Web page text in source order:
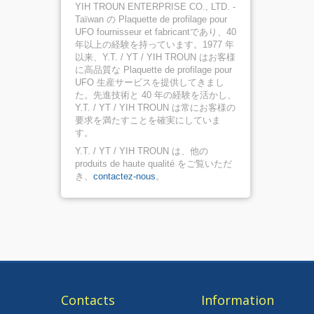
YIH TROUN ENTERPRISE CO., LTD. -
Taïwan の Plaquette de profilage pour
UFO fournisseur et fabricantであり、40
年以上の経験を持っています。1977 年
以来、Y.T. / YT / YIH TROUN はお客様
に高品質な Plaquette de profilage pour
UFO 生産サービスを提供してきまし
た。先進技術と 40 年の経験を活かし、
Y.T. / YT / YIH TROUN は常にお客様の
要求を満たすことを確実にしていま
す。
Y.T. / YT / YIH TROUN は、他の
produits de haute qualité をご覧いただ
き、 contactez-nous。
Contacts Information